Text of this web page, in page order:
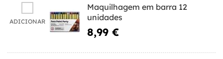
ADICIONAR
Maquilhagem em barra 12
unidades
8,99 €